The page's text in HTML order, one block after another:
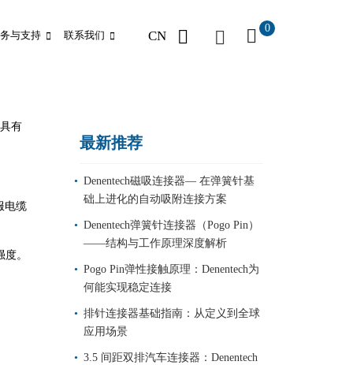
与支持 联系我们 CN
0
有
电缆
。
最新推荐
Denentech磁吸连接器— 在弹簧针基
础上进化的自动吸附连接方案
Denentech弹簧针连接器（Pogo Pin）
——结构与工作原理深度解析
Pogo Pin弹性接触原理：Denentech为
何能实现稳定连接
排针连接器基础指南：从定义到全球
应用场景
3.5 间距双排汽车连接器：Denentech